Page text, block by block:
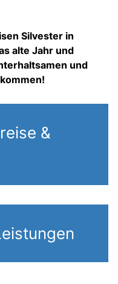
Silvester in
alte Jahr und
und
&